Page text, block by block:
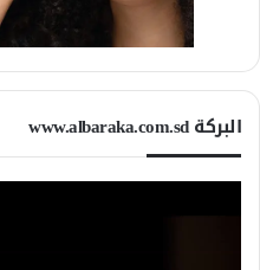
البركة www.albaraka.com.sd